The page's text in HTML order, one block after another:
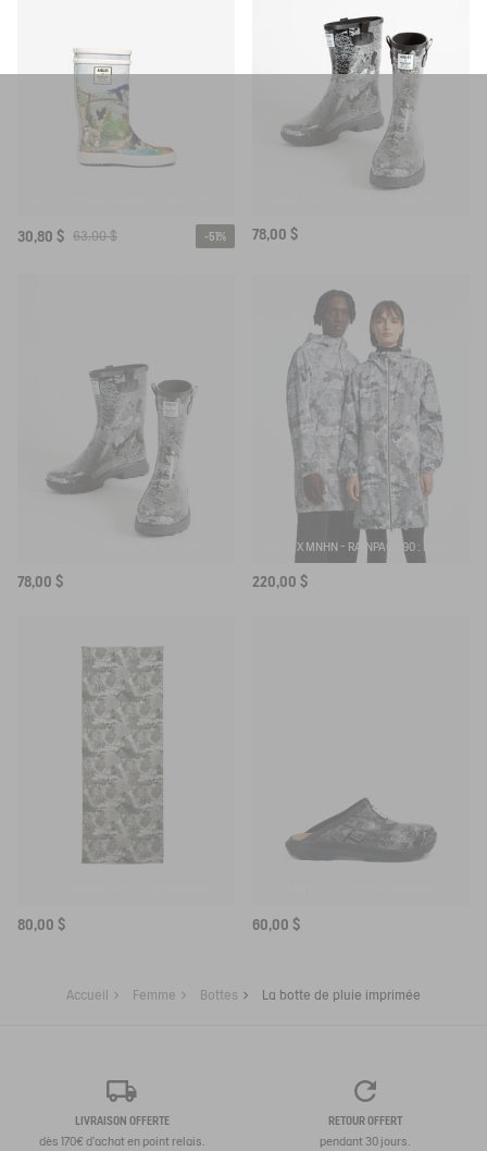
30,80 $ 63,00 $ -51% 78,00 $
78,00 $ 220,00 $
80,00 $ 60,00 $
Accueil Femme Bottes La botte de pluie imprimée
LIVRAISON OFFERTE
dès 170€ d'achat en point relais.
RETOUR OFFERT
pendant 30 jours.